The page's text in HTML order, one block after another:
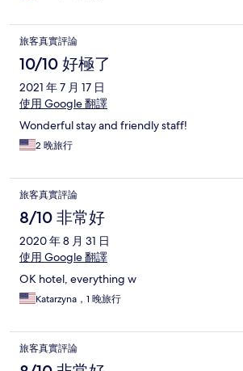
旅客真實評論
10/10 好極了
2021 年 7 月 17 日
使用 Google 翻譯
Wonderful stay and friendly staff!
2 晚旅行
旅客真實評論
8/10 非常好
2020 年 8 月 31 日
使用 Google 翻譯
OK hotel, everything w
Katarzyna，1 晚旅行
旅客真實評論